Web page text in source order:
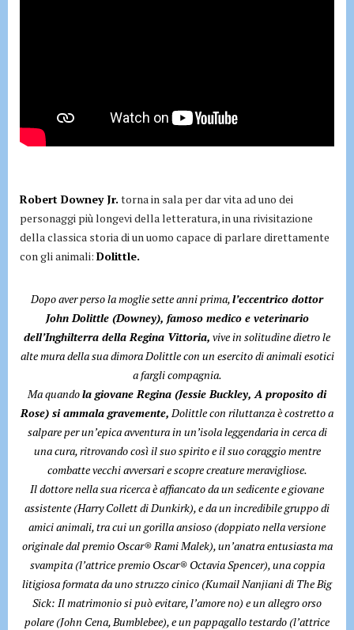
Robert Downey Jr. torna in sala per dar vita ad uno dei
personaggi più longevi della letteratura, in una rivisitazione
della classica storia di un uomo capace di parlare direttamente
con gli animali: Dolittle.
Dopo aver perso la moglie sette anni prima,l’eccentrico dottor
John Dolittle (Downey), famoso medico e veterinario
dell’Inghilterra della Regina Vittoria, vive in solitudine dietro le
alte mura della sua dimora Dolittle con un esercito di animali esotici
a fargli compagnia.
Ma quandola giovane Regina (Jessie Buckley, A proposito di
Rose) si ammala gravemente,Dolittle con riluttanza è costretto a
salpare per un’epica avventura in un’isola leggendaria in cerca di
una cura, ritrovando così il suo spirito e il suo coraggio mentre
combatte vecchi avversari e scopre creature meravigliose.
Il dottore nella sua ricerca è affiancato da un sedicente e giovane
assistente (Harry Collett di Dunkirk), e da un incredibile gruppo di
amici animali, tra cui un gorilla ansioso (doppiato nella versione
originale dal premio Oscar® Rami Malek), un’anatra entusiasta ma
svampita (l’attrice premio Oscar® Octavia Spencer), una coppia
litigiosa formata da uno struzzo cinico (Kumail Nanjiani di The Big
Sick: Il matrimonio si può evitare, l’amore no) e un allegro orso
polare (John Cena, Bumblebee), e un pappagallo testardo (l’attrice